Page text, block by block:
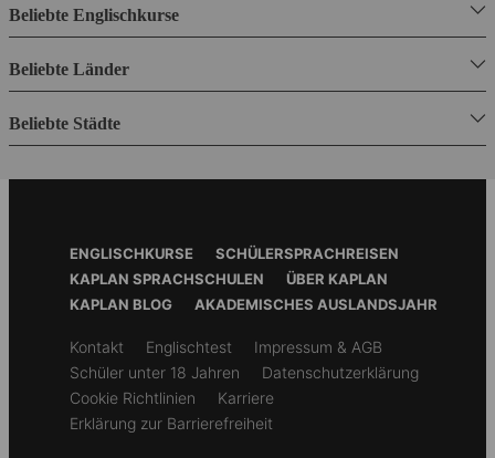
Beliebte Englischkurse
Beliebte Länder
Beliebte Städte
Footer
Menu
ENGLISCHKURSE
SCHÜLERSPRACHREISEN
KAPLAN SPRACHSCHULEN
ÜBER KAPLAN
KAPLAN BLOG
AKADEMISCHES AUSLANDSJAHR
Secondary
footer
Kontakt Englischtest
Impressum & AGB
Schüler unter 18 Jahren
Datenschutzerklärung
Cookie Richtlinien
Karriere
Erklärung zur Barrierefreiheit